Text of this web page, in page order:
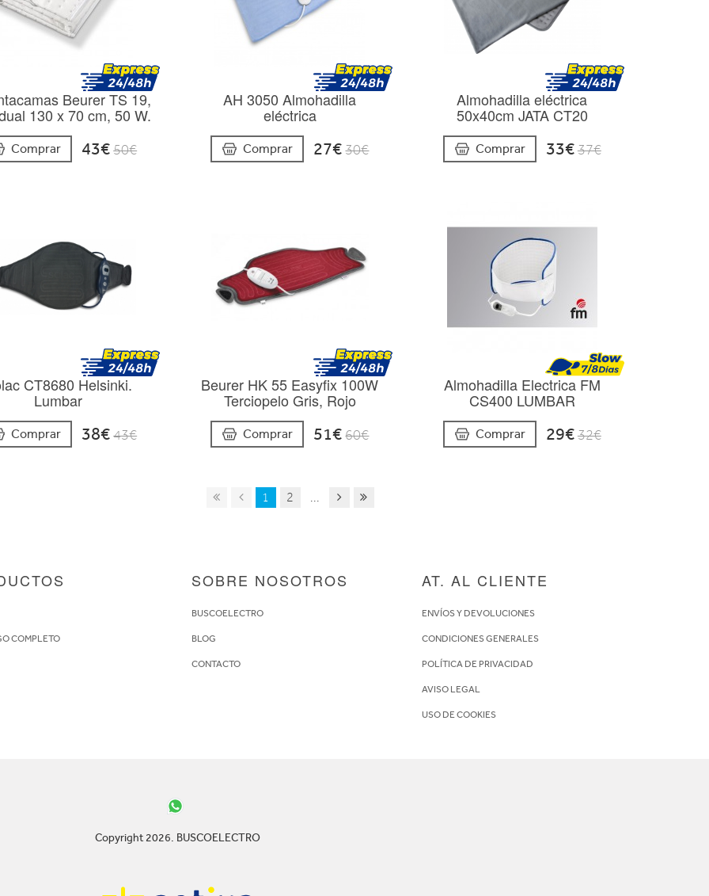
Beurer TS 19,
130 x 70 cm, 50 W.
Comprar 43€50€
AH 3050 Almohadilla
eléctrica
Comprar 27€30€
Almohadilla eléctrica
50x40cm JATA CT20
Comprar 33€37€
CT8680 Helsinki.
Lumbar
Comprar 38€43€
Beurer HK 55 Easyfix 100W
Terciopelo Gris, Rojo
Comprar 51€60€
Almohadilla Electrica FM
CS400 LUMBAR
Comprar 29€32€
1 2 ...
COMPLETO
SOBRE NOSOTROS
BUSCOELECTRO
BLOG
CONTACTO
AT. AL CLIENTE
ENVÍOS Y DEVOLUCIONES
CONDICIONES GENERALES
POLÍTICA DE PRIVACIDAD
AVISO LEGAL
USO DE COOKIES
Copyright 2026. BUSCOELECTRO